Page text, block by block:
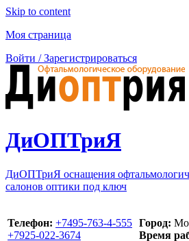
Skip to content
Моя страница
Войти / Зарегистрироваться
ДиОПТриЯ
ДиОПТриЯ оснащения
салонов оптики под ключ
Телефон: ‪+7495-763-4-555‬
‪+7925-022-3674‬
Город:
Время